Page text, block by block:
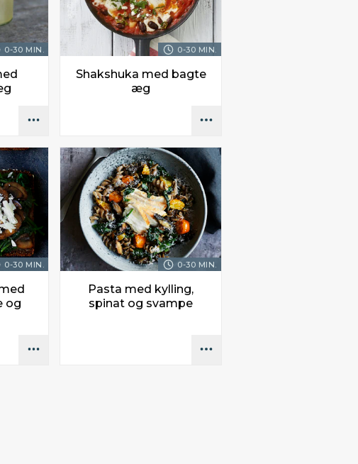
0-30 MIN. 0-30 MIN.
Shakshuka med bagte
æg
0-30 MIN.
og
0-30 MIN.
Pasta med kylling,
spinat og svampe